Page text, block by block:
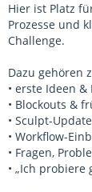
Hier ist Platz
Prozesse und
Challenge.
Dazu gehören
• erste Ideen
• Blockouts &
• Sculpt-
• Workflow-
• Fragen,
• „Ich probiere